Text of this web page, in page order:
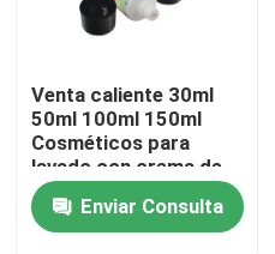
Sobre nosotros
Recorrido por la fábrica
Control de calidad
Venta caliente 30ml
50ml 100ml 150ml
Cosméticos para
lavado con crema de
lavado Tubo blando
para loción corporal
crema para manos
Enviar Consulta